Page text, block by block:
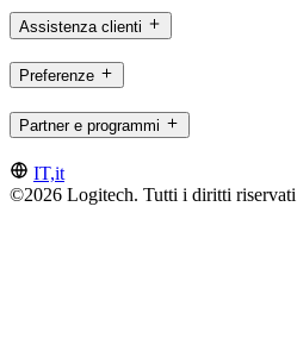
Assistenza clienti
Preferenze
Partner e programmi
IT,it
©2026 Logitech. Tutti i diritti riservati